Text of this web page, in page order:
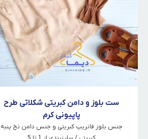
ست بلوز و دامن کبریتی شکلاتی طرح
پاپیونی کرم
جنس بلوز فانریپ کبریتی و جنس دامن نخ پنبه